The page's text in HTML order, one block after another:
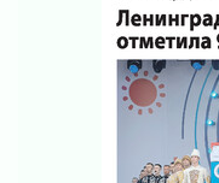
04 августа 2026
Ставка на
04 августа 2026
В Ленобласти
мобильного